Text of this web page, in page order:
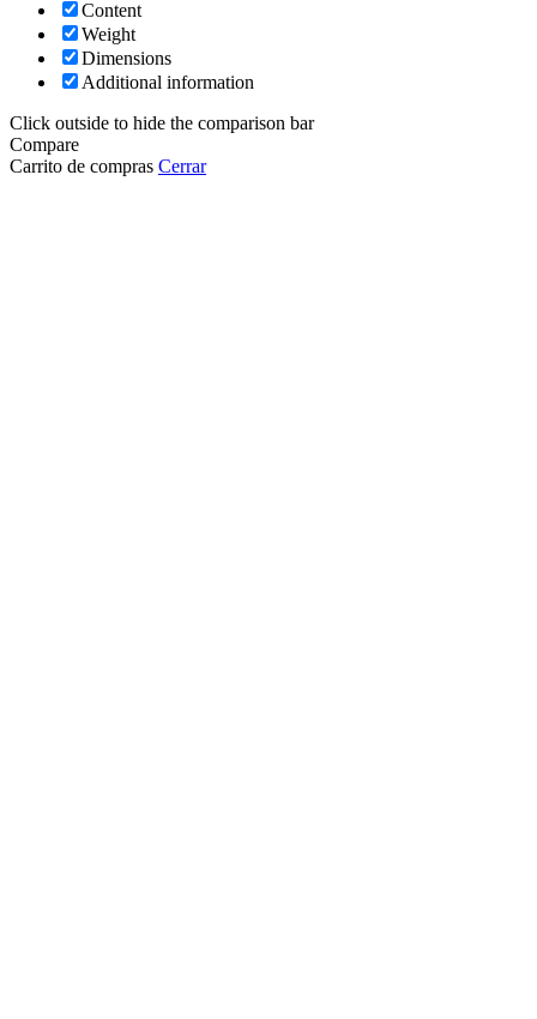
Content
Weight
Dimensions
Additional information
Click outside to hide the comparison bar
Compare
Carrito de compras Cerrar